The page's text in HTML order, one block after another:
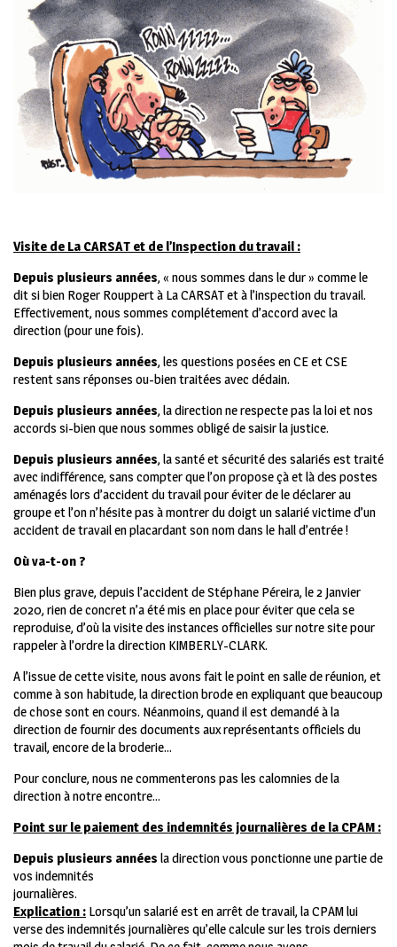
Visite de La CARSAT et de l’Inspection du travail :
Depuis plusieurs années, « nous sommes dans le dur » comme le
dit si bien Roger Rouppert à La CARSAT et à l’inspection du travail.
Effectivement, nous sommes complétement d’accord avec la
direction (pour une fois).
Depuis plusieurs années, les questions posées en CE et CSE
restent sans réponses ou-bien traitées avec dédain.
Depuis plusieurs années, la direction ne respecte pas la loi et nos
accords si-bien que nous sommes obligé de saisir la justice.
Depuis plusieurs années, la santé et sécurité des salariés est traité
avec indifférence, sans compter que l’on propose çà et là des postes
aménagés lors d’accident du travail pour éviter de le déclarer au
groupe et l’on n’hésite pas à montrer du doigt un salarié victime d’un
accident de travail en placardant son nom dans le hall d’entrée !
Où va-t-on ?
Bien plus grave, depuis l’accident de Stéphane Péreira, le 2 Janvier
2020, rien de concret n’a été mis en place pour éviter que cela se
reproduise, d’où la visite des instances officielles sur notre site pour
rappeler à l’ordre la direction KIMBERLY-CLARK.
A l’issue de cette visite, nous avons fait le point en salle de réunion, et
comme à son habitude, la direction brode en expliquant que beaucoup
de chose sont en cours. Néanmoins, quand il est demandé à la
direction de fournir des documents aux représentants officiels du
travail, encore de la broderie…
Pour conclure, nous ne commenterons pas les calomnies de la
direction à notre encontre…
Point sur le paiement des indemnités journalières de la CPAM :
Depuis plusieurs années la direction vous ponctionne une partie de
vos indemnités
journalières.
Explication : Lorsqu’un salarié est en arrêt de travail, la CPAM lui
verse des indemnités journalières qu’elle calcule sur les trois derniers